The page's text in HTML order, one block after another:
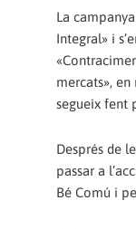
La
Integral» i
mercats»,
segueix fent
Després de
passar a
Bé Comú i